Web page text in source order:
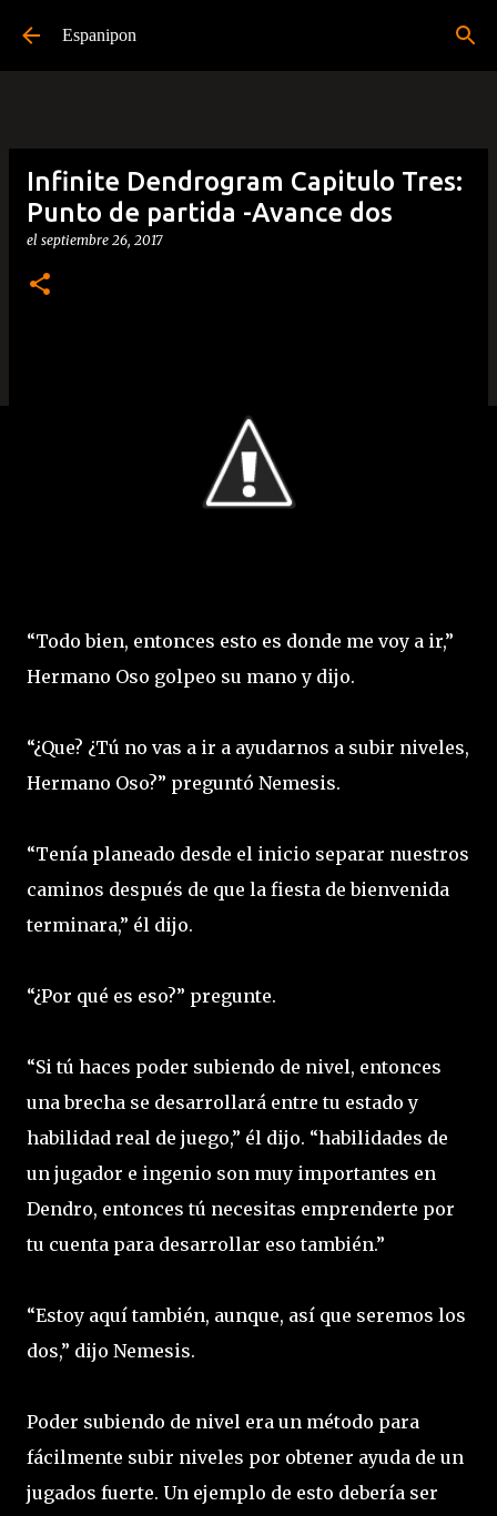
Espanipon
Infinite Dendrogram Capitulo Tres:
Punto de partida -Avance dos
el septiembre 26, 2017
“Todo bien, entonces esto es donde me voy a ir,”
Hermano Oso golpeo su mano y dijo.
“¿Que? ¿Tú no vas a ir a ayudarnos a subir niveles,
Hermano Oso?” preguntó Nemesis.
“Tenía planeado desde el inicio separar nuestros
caminos después de que la fiesta de bienvenida
terminara,” él dijo.
“¿Por qué es eso?” pregunte.
“Si tú haces poder subiendo de nivel, entonces
una brecha se desarrollará entre tu estado y
habilidad real de juego,” él dijo. “habilidades de
un jugador e ingenio son muy importantes en
Dendro, entonces tú necesitas emprenderte por
tu cuenta para desarrollar eso también.”
“Estoy aquí también, aunque, así que seremos los
dos,” dijo Nemesis.
Poder subiendo de nivel era un método para
fácilmente subir niveles por obtener ayuda de un
jugados fuerte. Un ejemplo de esto debería ser